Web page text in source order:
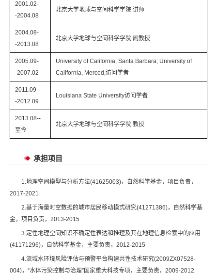
2001.02-
-2004.08
北京大学地球与空间科学学院 讲师
2004.08-
-2013.08
北京大学地球与空间科学学院 副教授
2005.09-
-2007.02
University of California, Santa Barbara; University of
California, Merced,访问学者
2011.09-
-2012.09
Louisiana State University访问学者
2013.08--
至今
北京大学地球与空间科学学院 教授
承担项目
1.地理空间模型与分析方法(41625003)，自然科学基金，项目负责，
2017-2021
2.基于海量时空数据的城市居民移动模式研究(41271386)，自然科学基
金，项目负责，2013-2015
3.定性地理空间知识不确定性表达和推理及其在地理信息检索中的应用
(41171296)，自然科学基金，主要负责，2012-2015
4.流域水环境风险评估与预警平台构建共性技术研究(2009ZX07528-
004)，“水体污染控制与治理”国家重大科技专项，主要负责，2009-2012